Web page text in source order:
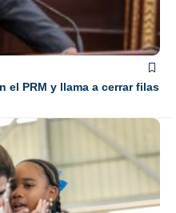
el PRM y llama a cerrar filas